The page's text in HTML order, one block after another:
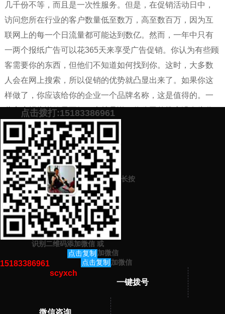
几千份不等，而且是一次性服务。但是，在促销活动日中，
访问您所在行业的客户数量低至数万，高至数百万，因为互
联网上的每一个日流量都可能达到数亿。然而，一年中只有
一两个报纸广告可以花365天来享受广告促销。你认为有些顾
客需要你的东西，但他们不知道如何找到你。这时，大多数
人会在网上搜索，所以促销的优势就凸显出来了。如果你这
样做了，你应该给你的企业一个品牌名称，这是值得的。一
些客户报告说效果不好，也就是说，你公司的推广没有为你
做好关键词的工作。只要是一家高质量的网络公司，它肯定
会对你产生重大影响。没有无效的问题。
预约营销老师 添加微信号：scyxch
案！
上一篇：企业网站推广的有效方式有哪些（网站推广方法学习）
下一篇：网站推广的策略都有哪些（网站推广策略学习）
猜你感兴趣的内容
暂无相关文章！
点击拨打:15183386961
长按
识别二维码添加微信 或
点击复制
15183386961
加微信
点击复制
scyxch
加微信
一键拨号
微信咨询